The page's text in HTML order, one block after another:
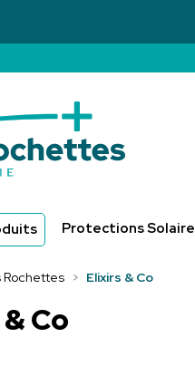
Protections
Rochettes Elixirs & Co
Co